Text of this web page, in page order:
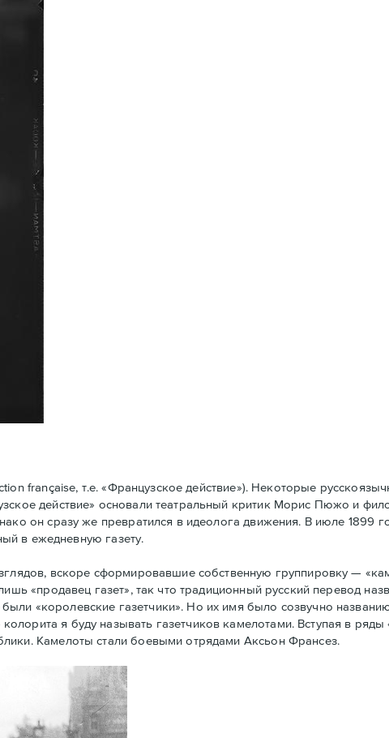
française, т.е. «Французское действие»). Некоторые
действие» основали театральный критик Морис Пюжо и
он сразу же превратился в идеолога движения. В июле 1899
в ежедневную газету.
вскоре сформировавшие собственную группировку —
«продавец газет», так что традиционный русский перевод
«королевские газетчики». Но их имя было созвучно
я буду называть газетчиков камелотами. Вступая в ряды
Камелоты стали боевыми отрядами Аксьон Франсез.